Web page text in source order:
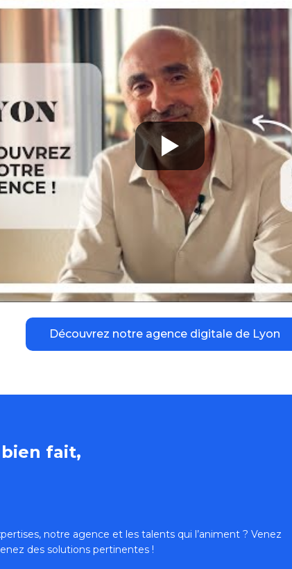
Découvrez notre agence digitale de Lyon
fait,
notre agence et les talents qui l’animent ? Venez
des solutions pertinentes !